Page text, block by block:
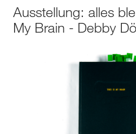
Ausstellung: alles
My Brain - Debby